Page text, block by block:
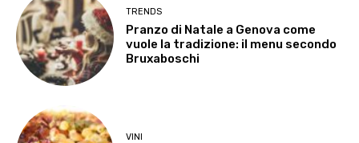
TRENDS
Pranzo di Natale a Genova come
vuole la tradizione: il menu secondo
Bruxaboschi
VINI